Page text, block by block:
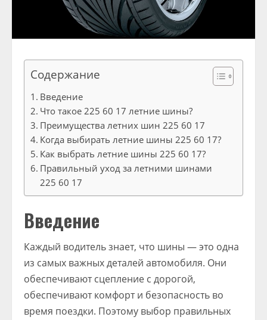
Содержание
Введение
Что такое 225 60 17 летние шины?
Преимущества летних шин 225 60 17
Когда выбирать летние шины 225 60 17?
Как выбрать летние шины 225 60 17?
Правильный уход за летними шинами
225 60 17
Введение
Каждый водитель знает, что шины — это одна
из самых важных деталей автомобиля. Они
обеспечивают сцепление с дорогой,
обеспечивают комфорт и безопасность во
время поездки. Поэтому выбор правильных